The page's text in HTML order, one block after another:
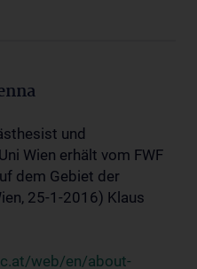
und
Wien erhält vom FWF
dem Gebiet der
25-1-2016) Klaus
web/en/about-